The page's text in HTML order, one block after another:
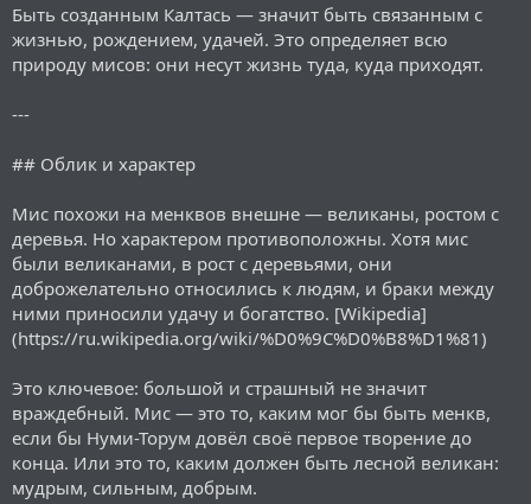
Быть созданным Калтась — значит быть связанным с
жизнью, рождением, удачей. Это определяет всю
природу мисов: они несут жизнь туда, куда приходят.
---
## Облик и характер
Мис похожи на менквов внешне — великаны, ростом с
деревья. Но характером противоположны. Хотя мис
были великанами, в рост с деревьями, они
доброжелательно относились к людям, и браки между
ними приносили удачу и богатство. [Wikipedia]
(https://ru.wikipedia.org/wiki/%D0%9C%D0%B8%D1%81)
Это ключевое: большой и страшный не значит
враждебный. Мис — это то, каким мог бы быть менкв,
если бы Нуми-Торум довёл своё первое творение до
конца. Или это то, каким должен быть лесной великан:
мудрым, сильным, добрым.